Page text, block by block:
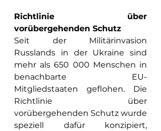
Richtlinie über
vorübergehenden Schutz
Seit der Militärinvasion
Russlands in der Ukraine sind
mehr als 650 000 Menschen in
benachbarte EU-
Mitgliedstaaten geflohen. Die
Richtlinie über
vorübergehenden Schutz wurde
speziell dafür konzipiert,